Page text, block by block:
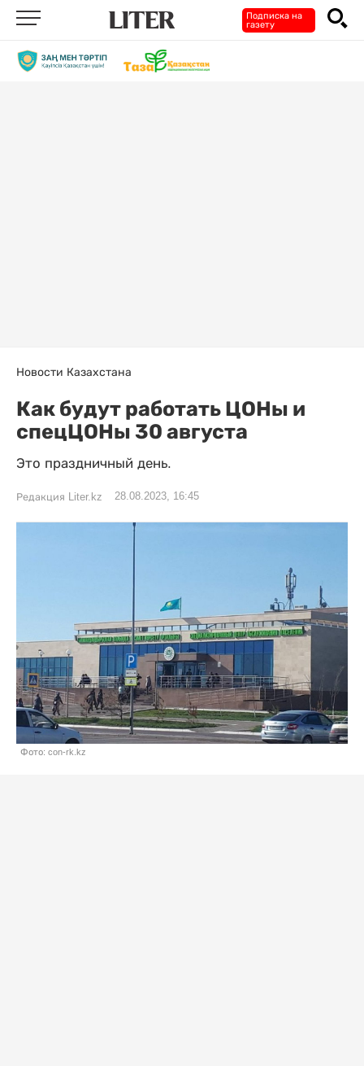
Подписка на
газету
Новости Казахстана
Как будут работать ЦОНы и
спецЦОНы 30 августа
Это праздничный день.
Редакция Liter.kz 28.08.2023, 16:45
Фото: con-rk.kz